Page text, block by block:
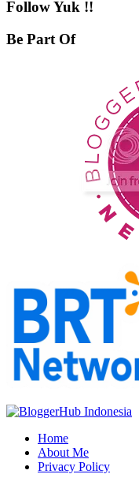
Follow Yuk !!
Be Part Of
Home
About Me
Privacy Policy